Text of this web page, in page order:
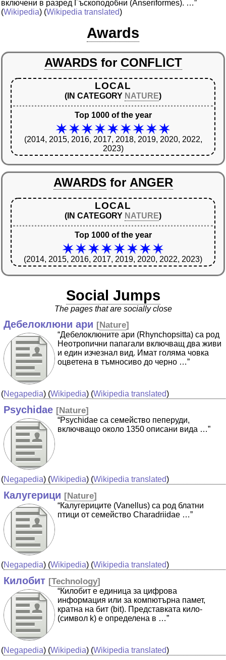
включени в разред Гъскоподобни (Anseriformes). …”
(Wikipedia) (Wikipedia translated)
Awards
AWARDS for CONFLICT
LOCAL
(IN CATEGORY NATURE)
Top 1000 of the year
(2014, 2015, 2016, 2017, 2018, 2019, 2020, 2022,
2023)
AWARDS for ANGER
LOCAL
(IN CATEGORY NATURE)
Top 1000 of the year
(2014, 2015, 2016, 2017, 2019, 2020, 2022, 2023)
Social Jumps
The pages that are socially close
Дебелоклюни ари [Nature]
“Дебелоклюните ари (Rhynchopsitta) са род
Неотропични папагали включващ два живи
и един изчезнал вид. Имат голяма човка
оцветена в тъмносиво до черно …”
(Negapedia) (Wikipedia) (Wikipedia translated)
Psychidae [Nature]
“Psychidae са семейство пеперуди,
включващо около 1350 описани вида …”
(Negapedia) (Wikipedia) (Wikipedia translated)
Калугерици [Nature]
“Калугериците (Vanellus) са род блатни
птици от семейство Charadriidae …”
(Negapedia) (Wikipedia) (Wikipedia translated)
Килобит [Technology]
“Килобит е единица за цифрова
информация или за компютърна памет,
кратна на бит (bit). Представката кило-
(символ k) е определена в …”
(Negapedia) (Wikipedia) (Wikipedia translated)